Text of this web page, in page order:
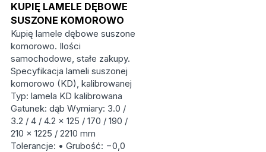
KUPIĘ LAMELE DĘBOWE
SUSZONE KOMOROWO
Kupię lamele dębowe suszone
komorowo. Ilości
samochodowe, stałe zakupy.
Specyfikacja lameli suszonej
komorowo (KD), kalibrowanej
Typ: lamela KD kalibrowana
Gatunek: dąb Wymiary: 3.0 /
3.2 / 4 / 4.2 × 125 / 170 / 190 /
210 × 1225 / 2210 mm
Tolerancje: • Grubość: −0,0